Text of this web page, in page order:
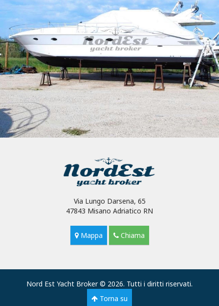
Via Lungo Darsena, 65
47843 Misano Adriatico RN
Mappa Chiama
Nord Est Yacht Broker © 2026. Tutti i diritti riservati.
Torna su